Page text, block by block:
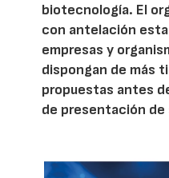
biotecnología. El
con antelación
empresas y
dispongan de más
propuestas antes
de presentación